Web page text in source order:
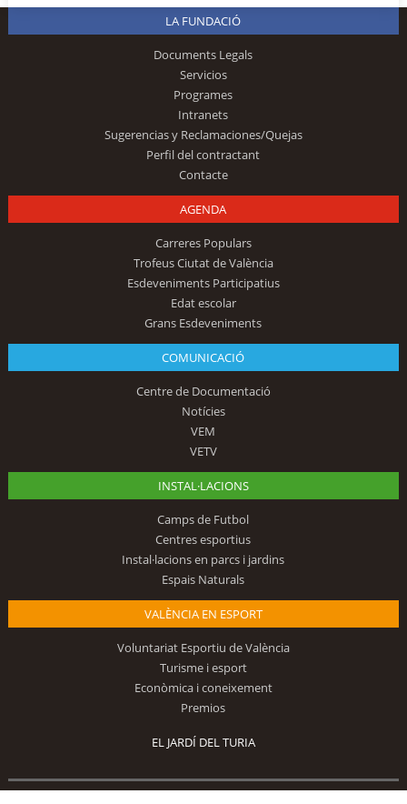
LA FUNDACIÓ
Documents Legals
Servicios
Programes
Intranets
Sugerencias y Reclamaciones/Quejas
Perfil del contractant
Contacte
AGENDA
Carreres Populars
Trofeus Ciutat de València
Esdeveniments Participatius
Edat escolar
Grans Esdeveniments
COMUNICACIÓ
Centre de Documentació
Notícies
VEM
VETV
INSTAL·LACIONS
Camps de Futbol
Centres esportius
Instal·lacions en parcs i jardins
Espais Naturals
VALÈNCIA EN ESPORT
Voluntariat Esportiu de València
Turisme i esport
Econòmica i coneixement
Premios
EL JARDÍ DEL TURIA